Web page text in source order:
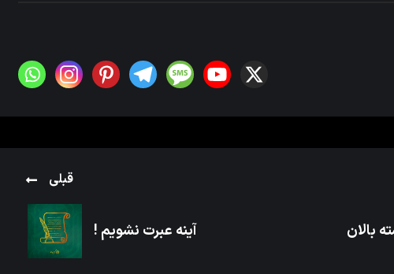
بالان
قبلی
آینه عبرت نشویم !